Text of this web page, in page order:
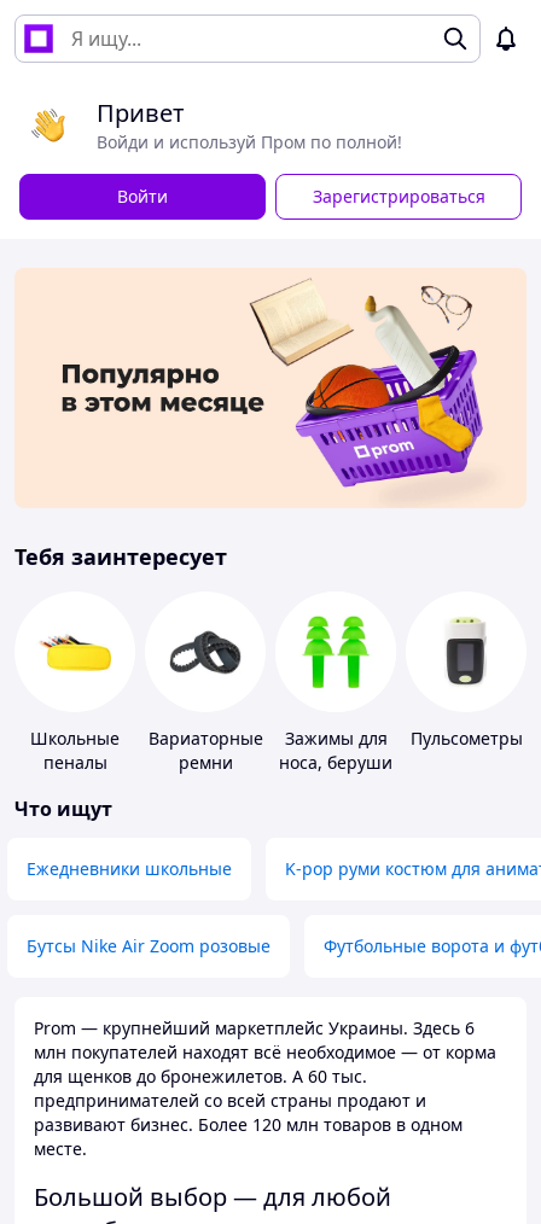
Привет
Войди и используй Пром по полной!
Войти Зарегистрироваться
Тебя заинтересует
Школьные
пеналы
Вариаторные
ремни
Зажимы для
носа, беруши
Пульсометры
Что ищут
Ежедневники школьные K-pop руми костюм для
Бутсы Nike Air Zoom розовые Футбольные ворота и
Prom — крупнейший маркетплейс Украины. Здесь 6
млн покупателей находят всё необходимое — от корма
для щенков до бронежилетов. А 60 тыс.
предпринимателей со всей страны продают и
развивают бизнес. Более 120 млн товаров в одном
месте.
Большой выбор — для любой